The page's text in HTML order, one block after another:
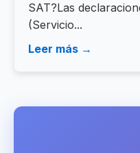
SAT?Las
(Servicio...
Leer más →